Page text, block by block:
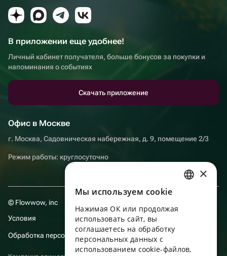
В приложении еще удобнее!
Личный кабинет получателя, больше бонусов за покупки и
напоминания о событиях
Скачать приложение
Офис в Москве
г. Москва, Садовническая набережная, д. 9, помещение 2/3
Режим работы: круглосуточно
© Flowwow, inc
Условия
Обработка персональных данных
ENGLISH
UKRAINIAN
PORTUGUESE
×
Мы используем сookie
Нажимая ОК или продолжая
использовать сайт, вы
соглашаетесь на обработку
персональных данных с
использованием cookie-файлов,